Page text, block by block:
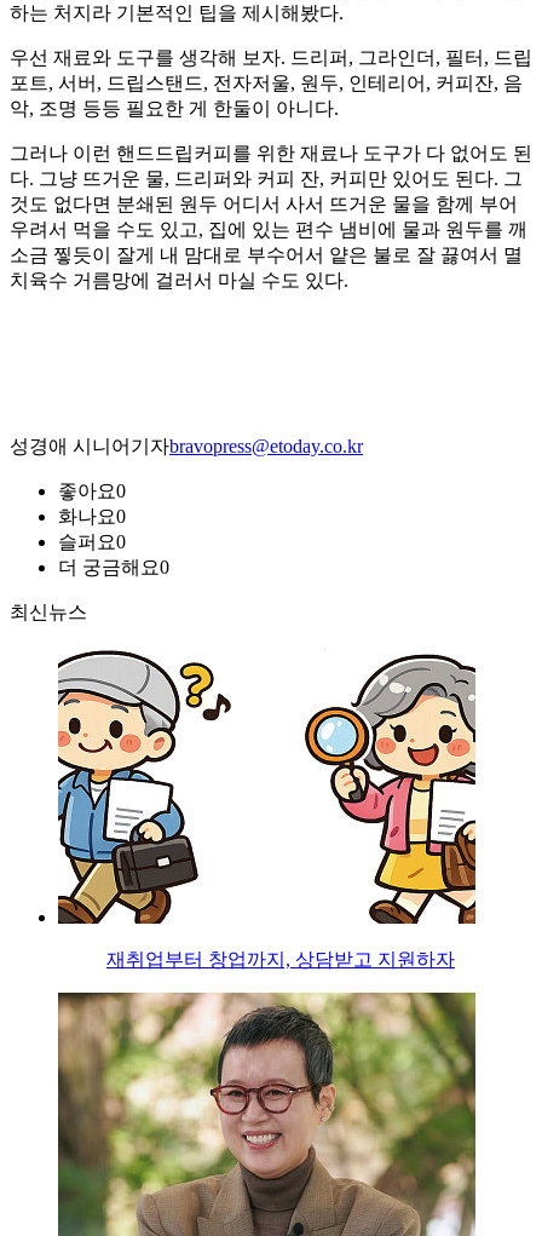
하는 처지라 기본적인 팁을 제시해봤다.
우선 재료와 도구를 생각해 보자. 드리퍼, 그라인더, 필터, 드립
포트, 서버, 드립스탠드, 전자저울, 원두, 인테리어, 커피잔, 음
악, 조명 등등 필요한 게 한둘이 아니다.
그러나 이런 핸드드립커피를 위한 재료나 도구가 다 없어도 된
다. 그냥 뜨거운 물, 드리퍼와 커피 잔, 커피만 있어도 된다. 그
것도 없다면 분쇄된 원두 어디서 사서 뜨거운 물을 함께 부어
우려서 먹을 수도 있고, 집에 있는 편수 냄비에 물과 원두를 깨
소금 찧듯이 잘게 내 맘대로 부수어서 얕은 불로 잘 끓여서 멸
치육수 거름망에 걸러서 마실 수도 있다.
성경애 시니어기자bravopress@etoday.co.kr
좋아요0
화나요0
슬퍼요0
더 궁금해요0
최신뉴스
재취업부터 창업까지, 상담받고 지원하자